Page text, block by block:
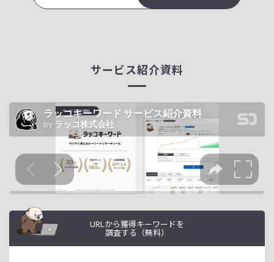
サービス紹介資料
URLから獲得キーワードを
調査する（無料）